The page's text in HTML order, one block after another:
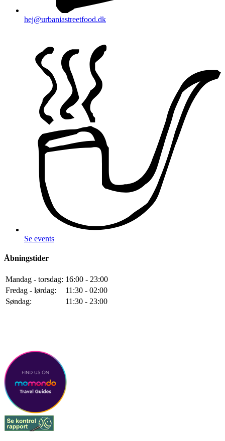
hej@urbaniastreetfood.dk
Se events
Åbningstider
Mandag - torsdag: 16:00 - 23:00
Fredag - lørdag:
11:30 - 02:00
Søndag:
11:30 - 23:00